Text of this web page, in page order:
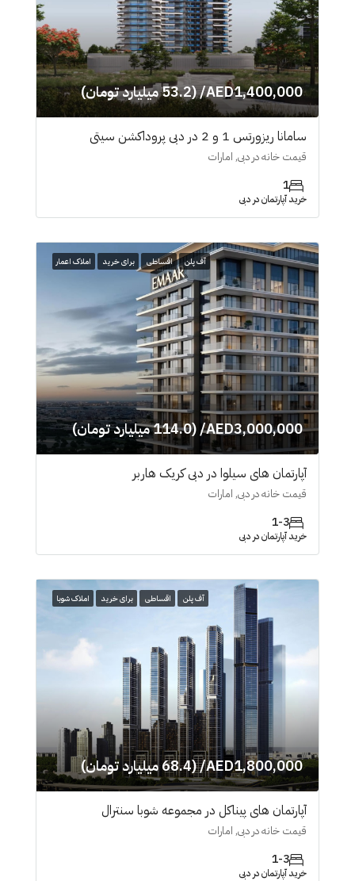
AED1,400,000/ (53.2 میلیارد تومان)
سامانا ریزورتس 1 و 2 در دبی پروداکشن سیتی
قیمت خانه در دبی, امارات
1
خرید آپارتمان در دبی
آف پلن اقساطی برای خرید املاک اعمار
AED3,000,000/ (114.0 میلیارد تومان)
آپارتمان های سیلوا در دبی کریک هاربر
قیمت خانه در دبی, امارات
1-3
خرید آپارتمان در دبی
آف پلن اقساطی برای خرید املاک شوبا
AED1,800,000/ (68.4 میلیارد تومان)
آپارتمان های پیناکل در مجموعه شوبا سنترال
قیمت خانه در دبی, امارات
1-3
خرید آپارتمان در دبی